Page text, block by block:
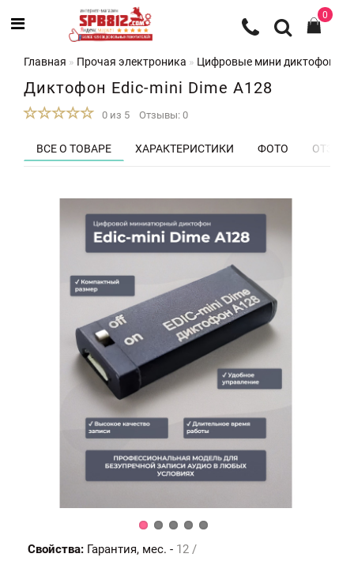
0
Главная Прочая электроника Цифровые мини диктофоны
Диктофон Edic-mini Dime A128
0 из 5 Отзывы: 0
ВСЕ О ТОВАРЕ ХАРАКТЕРИСТИКИ ФОТО
Свойства: Гарантия, мес. - 12 /